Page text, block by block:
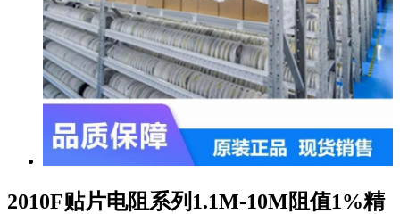
2010F贴片电阻系列1.1M-10M阻值1%精